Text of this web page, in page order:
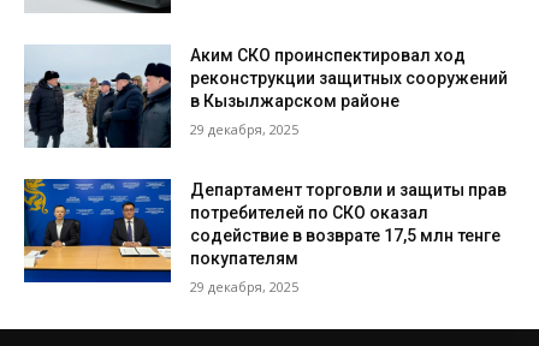
Аким СКО проинспектировал ход
реконструкции защитных сооружений
в Кызылжарском районе
29 декабря, 2025
Департамент торговли и защиты прав
потребителей по СКО оказал
содействие в возврате 17,5 млн тенге
покупателям
29 декабря, 2025